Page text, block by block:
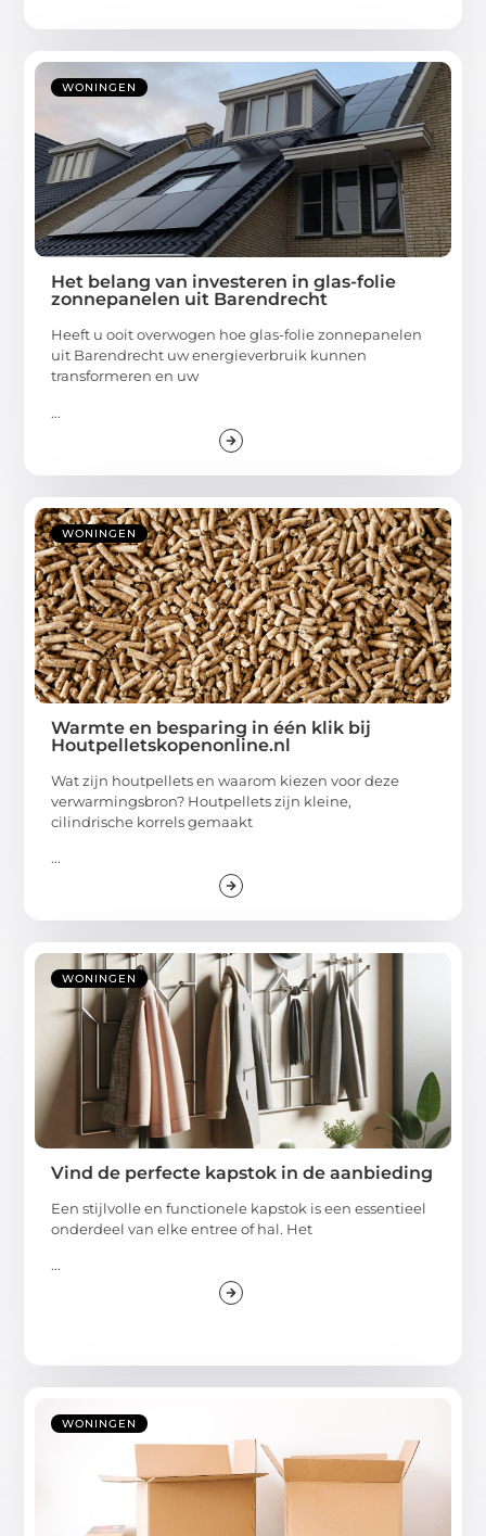
WONINGEN
Het belang van investeren in glas-folie
zonnepanelen uit Barendrecht
Heeft u ooit overwogen hoe glas-folie zonnepanelen
uit Barendrecht uw energieverbruik kunnen
transformeren en uw
...
WONINGEN
Warmte en besparing in één klik bij
Houtpelletskopenonline.nl
Wat zijn houtpellets en waarom kiezen voor deze
verwarmingsbron? Houtpellets zijn kleine,
cilindrische korrels gemaakt
...
WONINGEN
Vind de perfecte kapstok in de aanbieding
Een stijlvolle en functionele kapstok is een essentieel
onderdeel van elke entree of hal. Het
...
WONINGEN